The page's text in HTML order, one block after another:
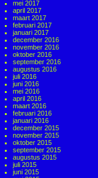
mei 2017
april 2017
maart 2017
februari 2017
januari 2017
december 2016
november 2016
oktober 2016
september 2016
augustus 2016
juli 2016
juni 2016
mei 2016
april 2016
maart 2016
februari 2016
januari 2016
december 2015
november 2015
oktober 2015
september 2015
augustus 2015
juli 2015
juni 2015